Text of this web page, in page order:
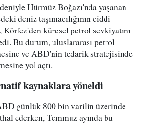
Hürmüz Boğazı'nda yaşanan
deniz taşımacılığının ciddi
Körfez'den küresel petrol sevkiyatını
Bu durum, uluslararası petrol
ve ABD'nin tedarik stratejisinde
yol açtı.
kaynaklara yöneldi
günlük 800 bin varilin üzerinde
ederken, Temmuz ayında bu